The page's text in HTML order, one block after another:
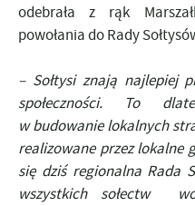
odebrała z rąk
powołania do Rady
– Sołtysi znają najlepiej
społeczności. To
w budowanie lokalnych
realizowane przez lokalne
się dziś regionalna Rada
wszystkich sołectw